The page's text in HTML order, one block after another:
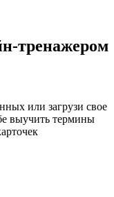
тренажером
или загрузи свое
выучить термины